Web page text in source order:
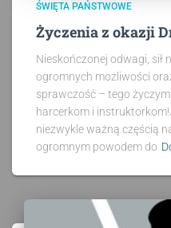
ŚWIĘTA PAŃSTWOWE
Życzenia z okazji
Nieskończonej odwagi, sił
ogromnych możliwości
sprawczość – tego
harcerkom i
niezwykle ważną częścią
ogromnym powodem do